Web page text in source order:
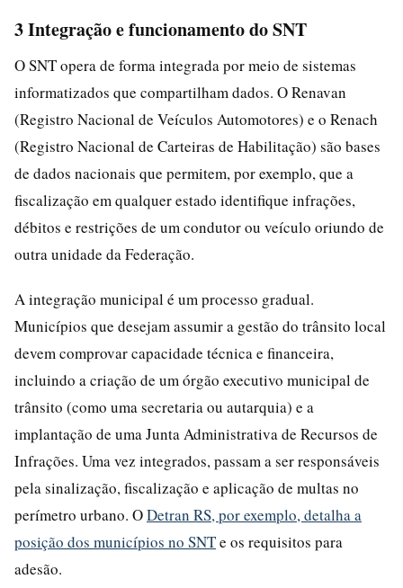
3 Integração e funcionamento do SNT
O SNT opera de forma integrada por meio de sistemas
informatizados que compartilham dados. O Renavan
(Registro Nacional de Veículos Automotores) e o Renach
(Registro Nacional de Carteiras de Habilitação) são bases
de dados nacionais que permitem, por exemplo, que a
fiscalização em qualquer estado identifique infrações,
débitos e restrições de um condutor ou veículo oriundo de
outra unidade da Federação.
A integração municipal é um processo gradual.
Municípios que desejam assumir a gestão do trânsito local
devem comprovar capacidade técnica e financeira,
incluindo a criação de um órgão executivo municipal de
trânsito (como uma secretaria ou autarquia) e a
implantação de uma Junta Administrativa de Recursos de
Infrações. Uma vez integrados, passam a ser responsáveis
pela sinalização, fiscalização e aplicação de multas no
perímetro urbano. ODetran RS, por exemplo, detalha a
posição dos municípios no SNTe os requisitos para
adesão.